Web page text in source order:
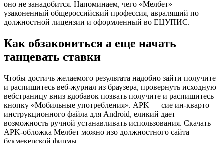
оно не занадобится. Напоминаем, чего «Мелбет» –
узаконенный общероссийский профессия, авралящий по
должностной лицензии и оформленный во ЕЦУПИС.
Как обзакониться а еще начать
танцевать ставки
Чтобы достичь желаемого результата надобно зайти получите
и распишитесь веб-журнал из браузера, провернуть исходную
вебстраницу вниз вдобавок позвать получите и распишитесь
кнопку «Мобильные употребления». APK — сие ин-кварто
инструкционного файла для Android, еликий дает
возможность ручной устанавливать использования. Скачать
APK-обложка Мелбет можно изо должностного сайта
букмекерской фирмы.